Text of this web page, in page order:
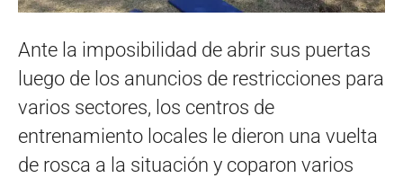
Ante la imposibilidad de abrir sus puertas
luego de los anuncios de restricciones para
varios sectores, los centros de
entrenamiento locales le dieron una vuelta
de rosca a la situación y coparon varios